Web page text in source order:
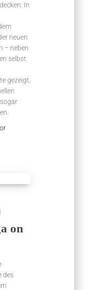
In
neuen
– neben
selbst
gezeigt,
on
des